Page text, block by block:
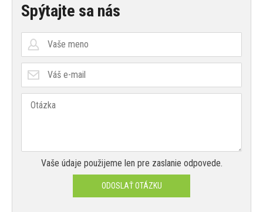
Spýtajte sa nás
Vaše údaje použijeme len pre zaslanie odpovede.
ODOSLAŤ OTÁZKU